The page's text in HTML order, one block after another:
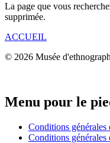
La page que vous
supprimée.
ACCUEIL
© 2026 Musée
Menu pour le
Conditions générales
Conditions générales